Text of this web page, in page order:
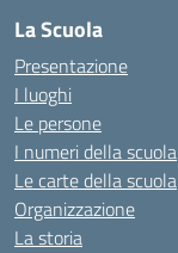
La Scuola
Presentazione
I luoghi
Le persone
I numeri della scuola
Le carte della scuola
Organizzazione
La storia